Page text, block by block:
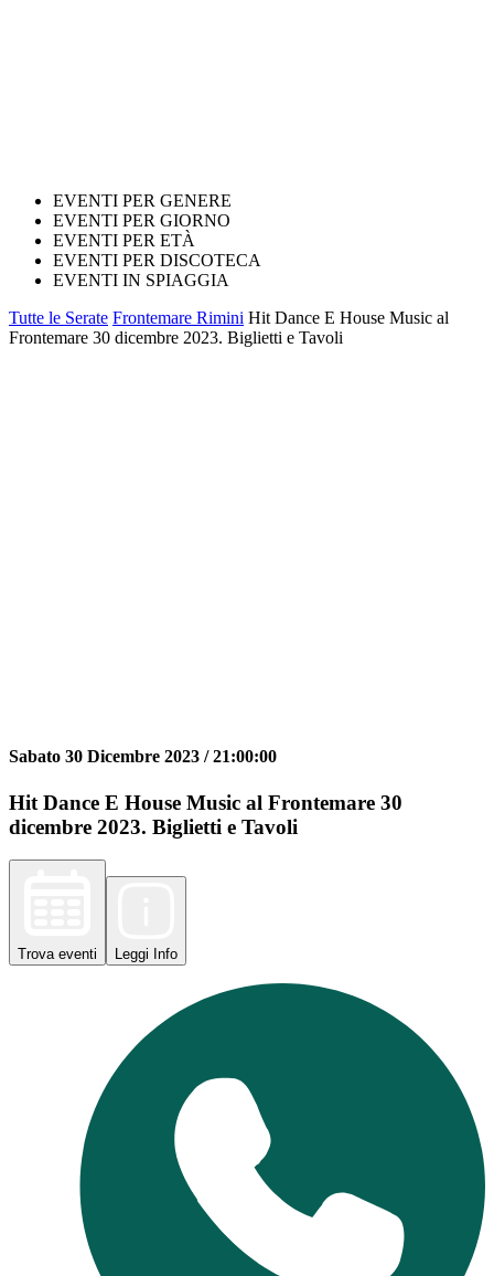
EVENTI PER GENERE
EVENTI PER GIORNO
EVENTI PER ETÀ
EVENTI PER DISCOTECA
EVENTI IN SPIAGGIA
Tutte le Serate Frontemare Rimini Hit Dance E House Music al
Frontemare 30 dicembre 2023. Biglietti e Tavoli
Sabato 30 Dicembre 2023 /21:00:00
Hit Dance E House Music al Frontemare 30
dicembre 2023. Biglietti e Tavoli
Trova eventi Leggi Info